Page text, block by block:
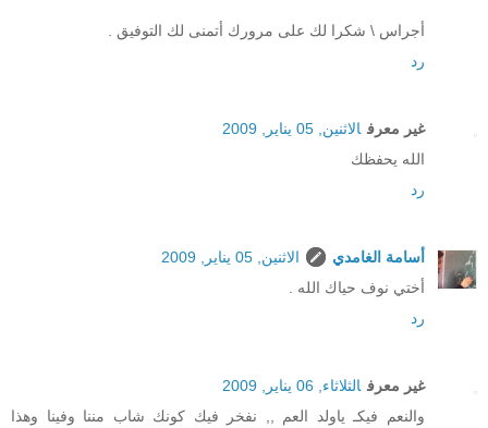
أجراس \ شكرا لك على مرورك أتمنى لك التوفيق .
رد
غير معرف الاثنين, 05 يناير, 2009
الله يحفظك
رد
أسامة الغامدي
الاثنين, 05 يناير, 2009
أختي نوف حياك الله .
رد
غير معرف الثلاثاء, 06 يناير, 2009
والنعم فيكـ ياولد العم ,, نفخر فيك كونك شاب مننا وفينا وهذا